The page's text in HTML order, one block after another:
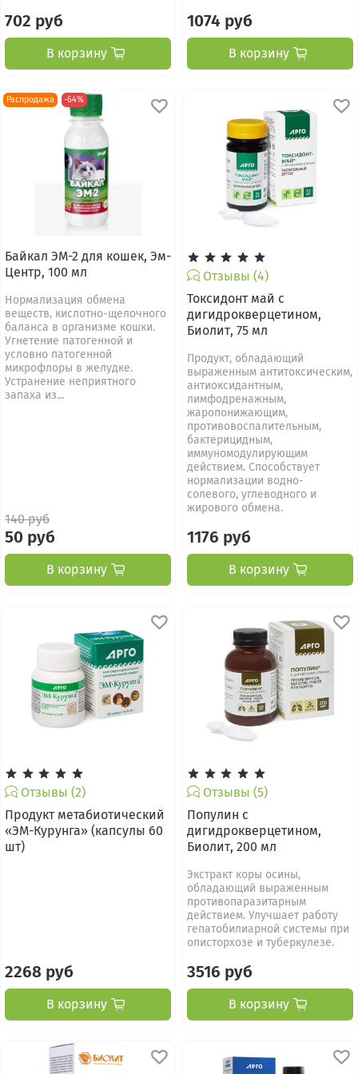
702 руб
В корзину
1074 руб
В корзину
Распродажа -64%
Байкал ЭМ-2 для кошек, Эм-
Центр, 100 мл
Нормализация обмена
веществ, кислотно-щелочного
баланса в организме кошки.
Угнетение патогенной и
условно патогенной
микрофлоры в желудке.
Устранение неприятного
запаха из...
140 руб
50 руб
В корзину
Отзывы (4)
Токсидонт май с
дигидрокверцетином,
Биолит, 75 мл
Продукт, обладающий
выраженным антитоксическим,
антиоксидантным,
лимфодренажным,
жаропонижающим,
противовоспалительным,
бактерицидным,
иммуномодулирующим
действием. Способствует
нормализации водно-
солевого, углеводного и
жирового обмена.
1176 руб
В корзину
Отзывы (2)
Продукт метабиотический
«ЭМ-Курунга» (капсулы 60
шт)
2268 руб
В корзину
Отзывы (5)
Популин с
дигидрокверцетином,
Биолит, 200 мл
Экстракт коры осины,
обладающий выраженным
противопаразитарным
действием. Улучшает работу
гепатобилиарной системы при
описторхозе и туберкулезе.
3516 руб
В корзину